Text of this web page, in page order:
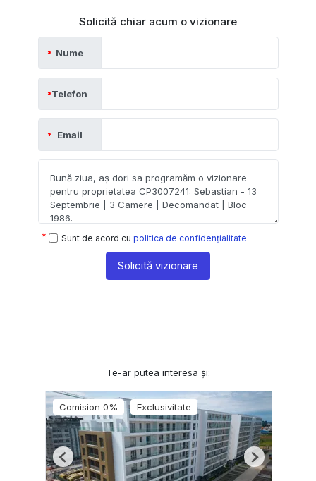
Solicită chiar acum o vizionare
Nume
Telefon
Email
Sunt de acord cu politica de confidențialitate
Solicită vizionare
Te-ar putea interesa și:
Comision 0% Exclusivitate
Previous Next